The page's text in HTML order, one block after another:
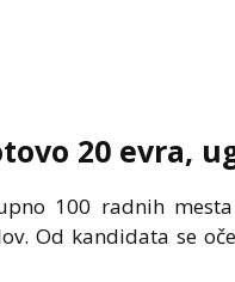
20 evra,
100 radnih
Od kandidata se